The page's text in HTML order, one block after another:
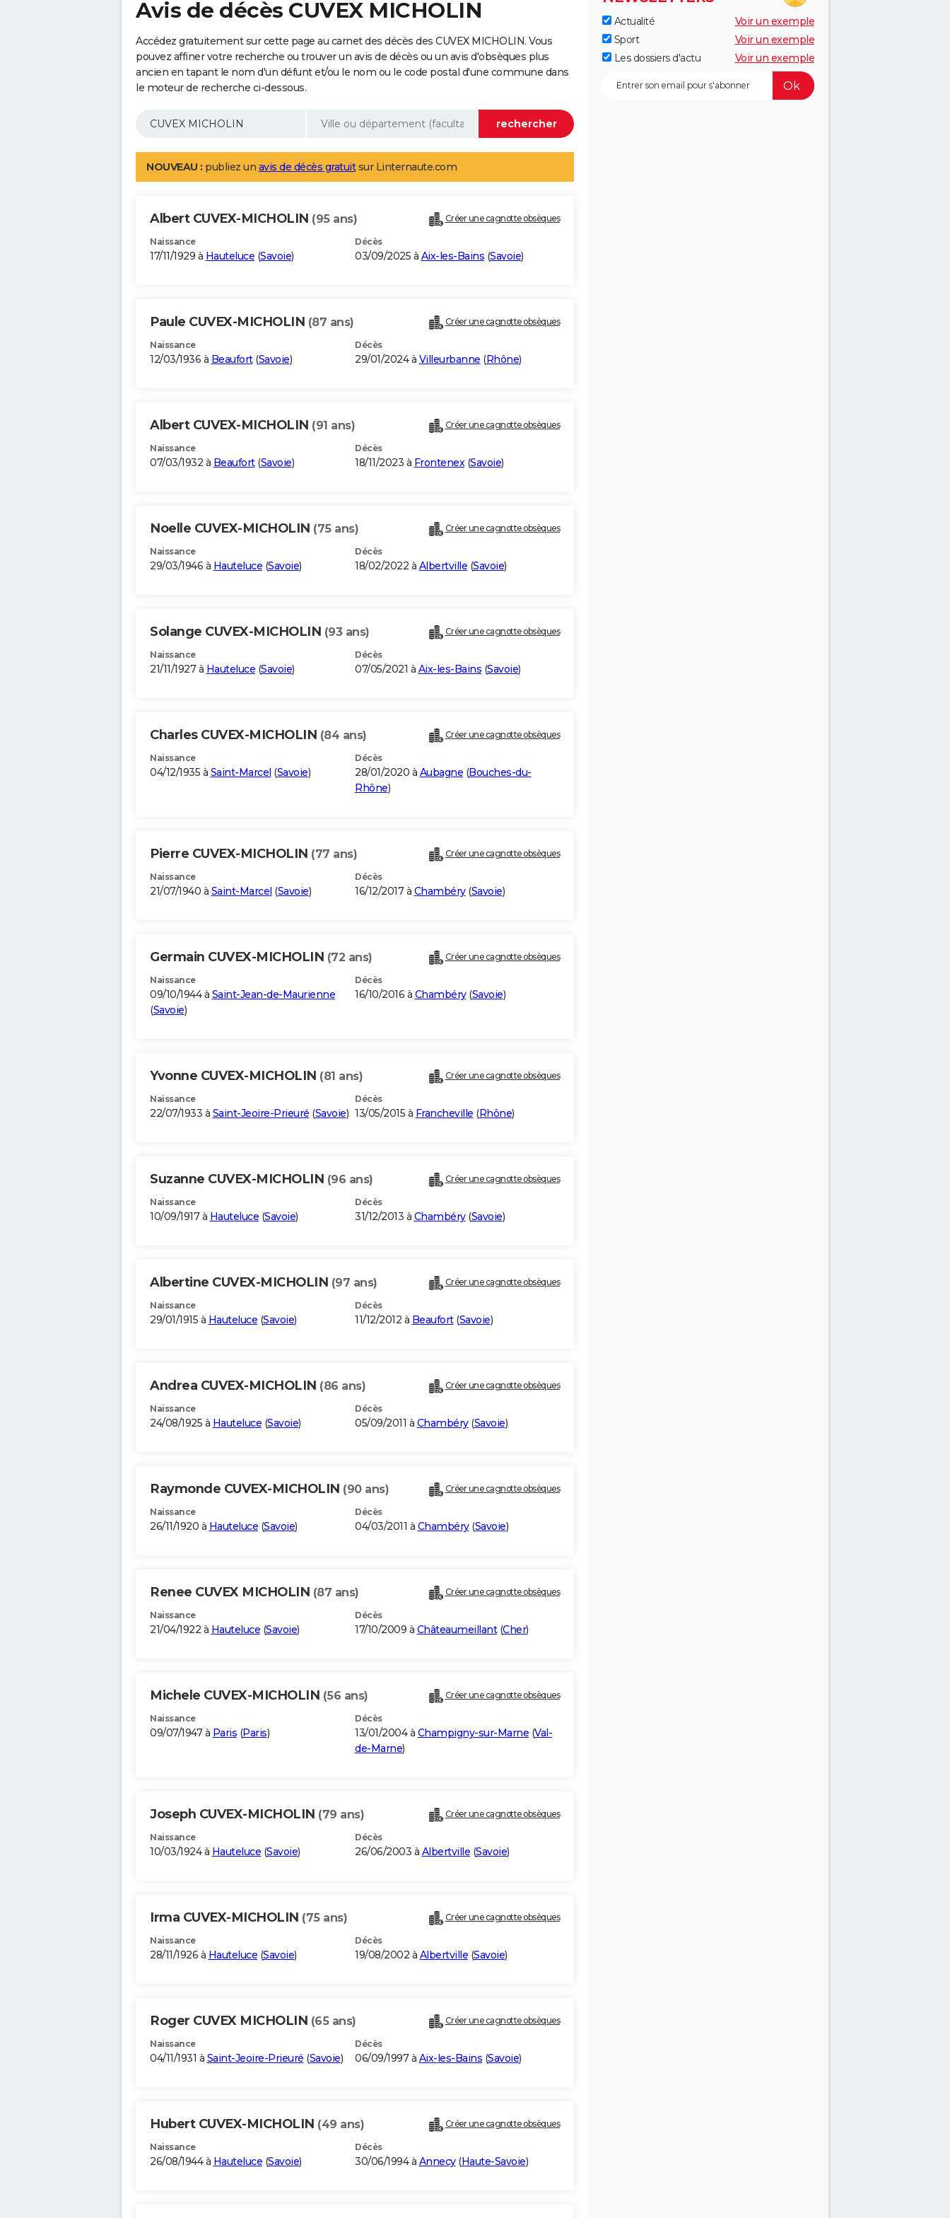
Avis de décès CUVEX MICHOLIN
Accédez gratuitement sur cette page au carnet des décès des CUVEX MICHOLIN. Vous
pouvez affiner votre recherche ou trouver un avis de décès ou un avis d'obsèques plus
ancien en tapant le nom d'un défunt et/ou le nom ou le code postal d'une commune dans
le moteur de recherche ci-dessous.
NOUVEAU : publiez un avis de décès gratuitsur Linternaute.com
Albert CUVEX-MICHOLIN (95 ans) Créer une cagnotte obsèques
Naissance
17/11/1929 à Hauteluce (Savoie)
Décès
03/09/2025 à Aix-les-Bains (Savoie)
Paule CUVEX-MICHOLIN (87 ans) Créer une cagnotte obsèques
Naissance
12/03/1936 à Beaufort(Savoie)
Décès
29/01/2024 à Villeurbanne (Rhône)
Albert CUVEX-MICHOLIN (91 ans) Créer une cagnotte obsèques
Naissance
07/03/1932 à Beaufort(Savoie)
Décès
18/11/2023 à Frontenex(Savoie)
Noelle CUVEX-MICHOLIN (75 ans) Créer une cagnotte obsèques
Naissance
29/03/1946 à Hauteluce (Savoie)
Décès
18/02/2022 à Albertville (Savoie)
Solange CUVEX-MICHOLIN (93 ans) Créer une cagnotte obsèques
Naissance
21/11/1927 à Hauteluce (Savoie)
Décès
07/05/2021 à Aix-les-Bains (Savoie)
Charles CUVEX-MICHOLIN (84 ans) Créer une cagnotte obsèques
Naissance
04/12/1935 à Saint-Marcel (Savoie)
Décès
28/01/2020 à Aubagne (Bouches-du-
Rhône)
Pierre CUVEX-MICHOLIN (77 ans) Créer une cagnotte obsèques
Naissance
21/07/1940 à Saint-Marcel (Savoie)
Décès
16/12/2017 à Chambéry(Savoie)
Germain CUVEX-MICHOLIN (72 ans) Créer une cagnotte obsèques
Naissance
09/10/1944 à Saint-Jean-de-Maurienne
(Savoie)
Décès
16/10/2016 à Chambéry(Savoie)
Yvonne CUVEX-MICHOLIN (81 ans) Créer une cagnotte obsèques
Naissance
22/07/1933 à Saint-Jeoire-Prieuré (Savoie)
Décès
13/05/2015 à Francheville (Rhône)
Suzanne CUVEX-MICHOLIN (96 ans) Créer une cagnotte obsèques
Naissance
10/09/1917 à Hauteluce (Savoie)
Décès
31/12/2013 à Chambéry(Savoie)
Albertine CUVEX-MICHOLIN (97 ans) Créer une cagnotte obsèques
Naissance
29/01/1915 à Hauteluce (Savoie)
Décès
11/12/2012 à Beaufort(Savoie)
Andrea CUVEX-MICHOLIN (86 ans) Créer une cagnotte obsèques
Naissance
24/08/1925 à Hauteluce (Savoie)
Décès
05/09/2011 à Chambéry(Savoie)
Raymonde CUVEX-MICHOLIN (90 ans) Créer une cagnotte obsèques
Naissance
26/11/1920 à Hauteluce (Savoie)
Décès
04/03/2011 à Chambéry(Savoie)
Renee CUVEX MICHOLIN (87 ans) Créer une cagnotte obsèques
Naissance
21/04/1922 à Hauteluce (Savoie)
Décès
17/10/2009 à Châteaumeillant(Cher)
Michele CUVEX-MICHOLIN (56 ans) Créer une cagnotte obsèques
Naissance
09/07/1947 à Paris (Paris)
Décès
13/01/2004 à Champigny-sur-Marne (Val-
de-Marne)
Joseph CUVEX-MICHOLIN (79 ans) Créer une cagnotte obsèques
Naissance
10/03/1924 à Hauteluce (Savoie)
Décès
26/06/2003 à Albertville (Savoie)
Irma CUVEX-MICHOLIN (75 ans) Créer une cagnotte obsèques
Naissance
28/11/1926 à Hauteluce (Savoie)
Décès
19/08/2002 à Albertville (Savoie)
Roger CUVEX MICHOLIN (65 ans) Créer une cagnotte obsèques
Naissance
04/11/1931 à Saint-Jeoire-Prieuré (Savoie)
Décès
06/09/1997 à Aix-les-Bains (Savoie)
Hubert CUVEX-MICHOLIN (49 ans) Créer une cagnotte obsèques
Naissance
26/08/1944 à Hauteluce (Savoie)
Décès
30/06/1994 à Annecy(Haute-Savoie)
Actualité
Voir un exemple
Sport
Voir un exemple
Les dossiers d'actu
Voir un exemple